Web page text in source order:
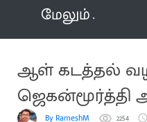
மேலும்
ஆள் கடத்தல்
ஜெகன்மூர்த்தி
By RameshM 2254